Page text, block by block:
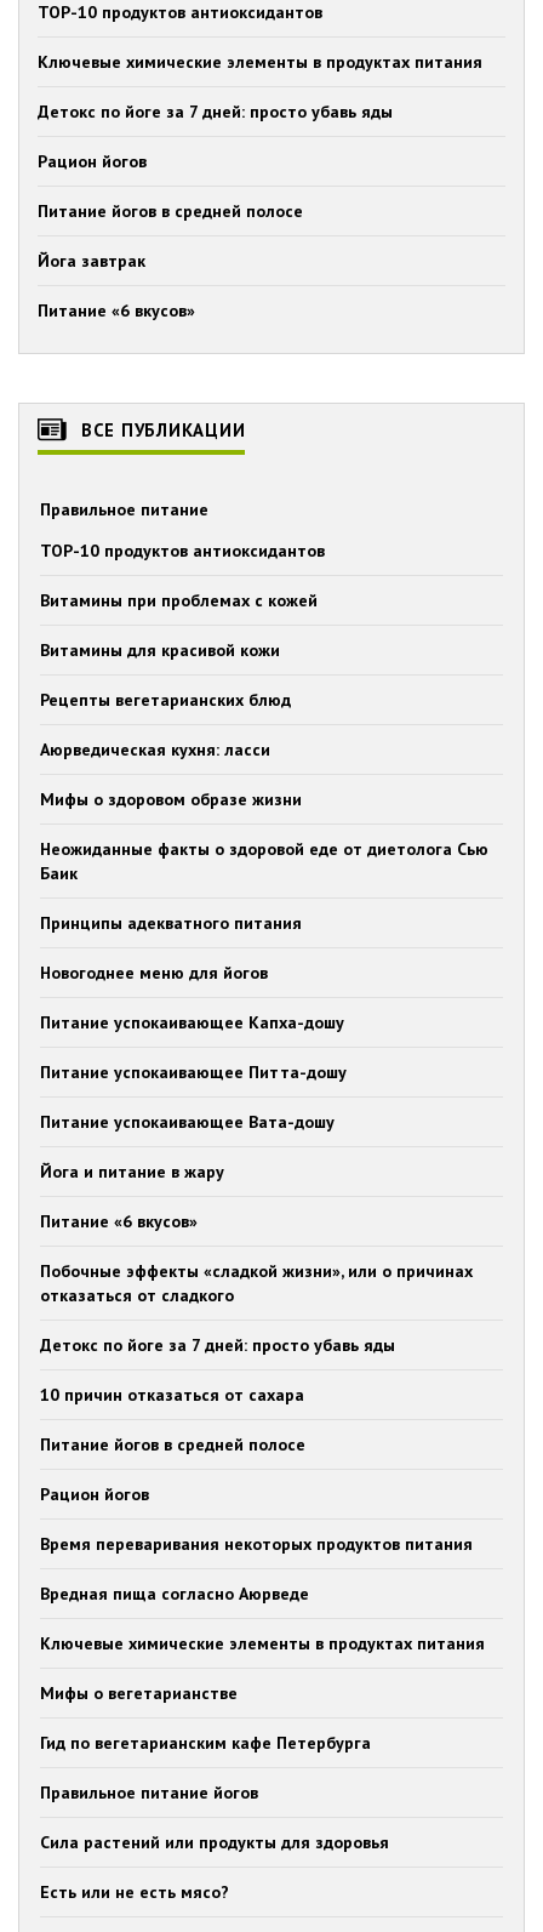
TOP-10 продуктов антиоксидантов
Ключевые химические элементы в продуктах питания
Детокс по йоге за 7 дней: просто убавь яды
Рацион йогов
Питание йогов в средней полосе
Йога завтрак
Питание «6 вкусов»
ВСЕ ПУБЛИКАЦИИ
Правильное питание
TOP-10 продуктов антиоксидантов
Витамины при проблемах с кожей
Витамины для красивой кожи
Рецепты вегетарианских блюд
Аюрведическая кухня: ласси
Мифы о здоровом образе жизни
Неожиданные факты о здоровой еде от диетолога Сью
Баик
Принципы адекватного питания
Новогоднее меню для йогов
Питание успокаивающее Капха-дошу
Питание успокаивающее Питта-дошу
Питание успокаивающее Вата-дошу
Йога и питание в жару
Питание «6 вкусов»
Побочные эффекты «сладкой жизни», или о причинах
отказаться от сладкого
Детокс по йоге за 7 дней: просто убавь яды
10 причин отказаться от сахара
Питание йогов в средней полосе
Рацион йогов
Время переваривания некоторых продуктов питания
Вредная пища согласно Аюрведе
Ключевые химические элементы в продуктах питания
Мифы о вегетарианстве
Гид по вегетарианским кафе Петербурга
Правильное питание йогов
Сила растений или продукты для здоровья
Есть или не есть мясо?